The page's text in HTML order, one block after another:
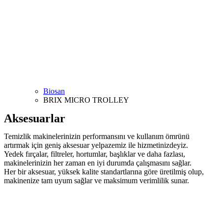
Biosan
BRIX MICRO TROLLEY
Aksesuarlar
Temizlik makinelerinizin performansını ve kullanım ömrünü
artırmak için geniş aksesuar yelpazemiz ile hizmetinizdeyiz.
Yedek fırçalar, filtreler, hortumlar, başlıklar ve daha fazlası,
makinelerinizin her zaman en iyi durumda çalışmasını sağlar.
Her bir aksesuar, yüksek kalite standartlarına göre üretilmiş olup,
makinenize tam uyum sağlar ve maksimum verimlilik sunar.